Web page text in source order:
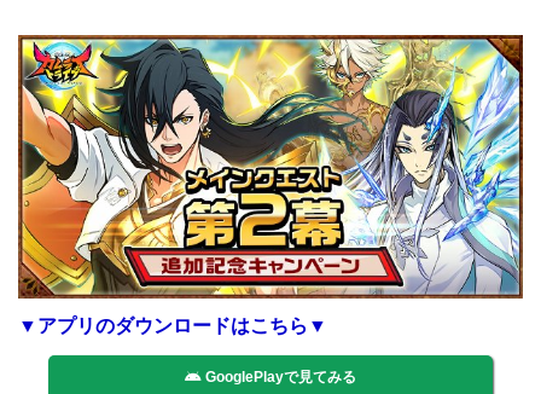
▼アプリのダウンロードはこちら▼
GooglePlayで見てみる